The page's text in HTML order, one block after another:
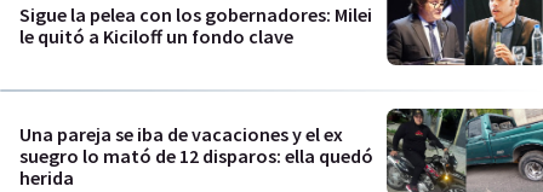
Sigue la pelea con los gobernadores: Milei
le quitó a Kiciloff un fondo clave
Una pareja se iba de vacaciones y el ex
suegro lo mató de 12 disparos: ella quedó
herida